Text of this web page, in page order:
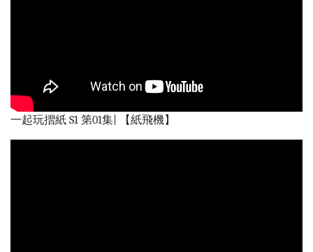
一起玩摺紙 S1 第01集| 【紙飛機】